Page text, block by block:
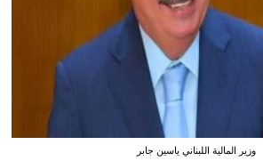
وزير المالية اللبناني ياسين جابر